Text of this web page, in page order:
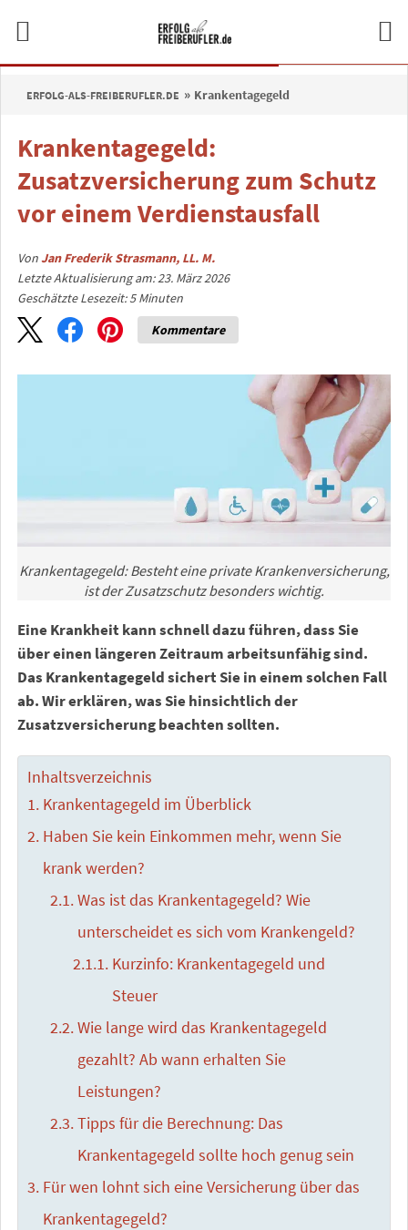
ERFOLG-ALS-FREIBERUFLER.DE Krankentagegeld
Krankentagegeld:
Zusatzversicherung zum Schutz
vor einem Verdienstausfall
VonJan Frederik Strasmann, LL. M.
Letzte Aktualisierung am: 23. März 2026
Geschätzte Lesezeit:5 Minuten
Kommentare
Krankentagegeld: Besteht eine private Krankenversicherung,
ist der Zusatzschutz besonders wichtig.
Eine Krankheit kann schnell dazu führen, dass Sie
über einen längeren Zeitraum arbeitsunfähig sind.
Das Krankentagegeld sichert Sie in einem solchen Fall
ab. Wir erklären, was Sie hinsichtlich der
Zusatzversicherung beachten sollten.
Inhaltsverzeichnis
Krankentagegeld im Überblick
Haben Sie kein Einkommen mehr, wenn Sie
krank werden?
Was ist das Krankentagegeld? Wie
unterscheidet es sich vom Krankengeld?
Kurzinfo: Krankentagegeld und
Steuer
Wie lange wird das Krankentagegeld
gezahlt? Ab wann erhalten Sie
Leistungen?
Tipps für die Berechnung: Das
Krankentagegeld sollte hoch genug sein
Für wen lohnt sich eine Versicherung über das
Krankentagegeld?